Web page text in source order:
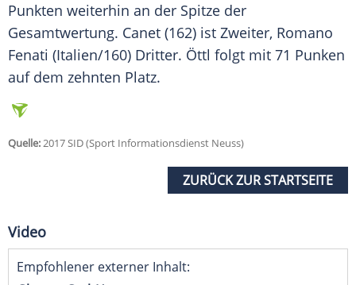
Punkten weiterhin an der Spitze der
Gesamtwertung. Canet (162) ist Zweiter, Romano
Fenati (Italien/160) Dritter. Öttl folgt mit 71 Punken
auf dem zehnten Platz.
Quelle:2017 SID (Sport Informationsdienst Neuss)
ZURÜCK ZUR STARTSEITE
Video
Empfohlener externer Inhalt: